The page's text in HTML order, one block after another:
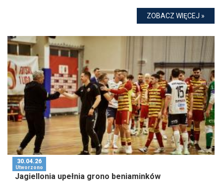
ZOBACZ WIĘCEJ »
30.04.26
Utworzono
Jagiellonia upełnia grono beniaminków